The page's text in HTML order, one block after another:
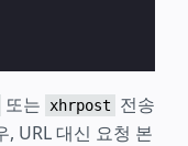
또는 xhrpost
전송
URL 대신 요청 본